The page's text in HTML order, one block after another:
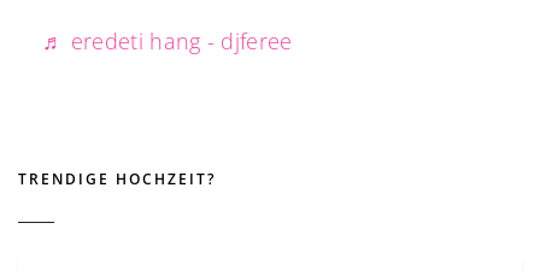
♬ eredeti hang - djferee
TRENDIGE HOCHZEIT?